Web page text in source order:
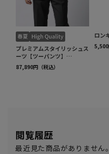
閲覧履歴
最近見た商品がありません。